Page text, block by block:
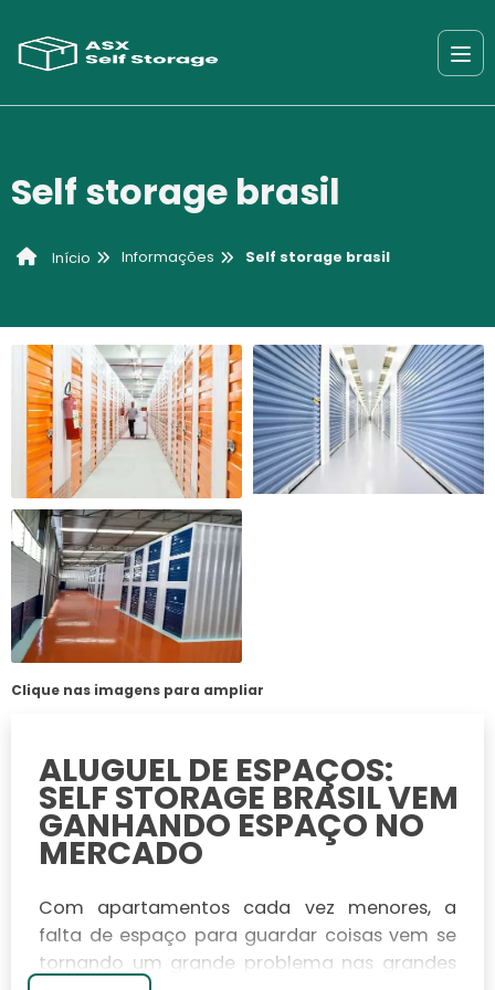
Self storage brasil
Início Informações Self storage brasil
Clique nas imagens para ampliar
ALUGUEL DE ESPAÇOS:
SELF STORAGE BRASIL VEM
GANHANDO ESPAÇO NO
MERCADO
Com apartamentos cada vez menores, a
falta de espaço para guardar coisas vem se
tornando um grande problema nas grandes